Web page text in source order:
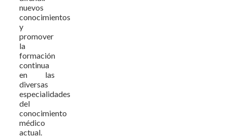
nuevos
conocimientos
y
promover
la
formación
continua
en las
diversas
especialidades
del
conocimiento
médico
actual.